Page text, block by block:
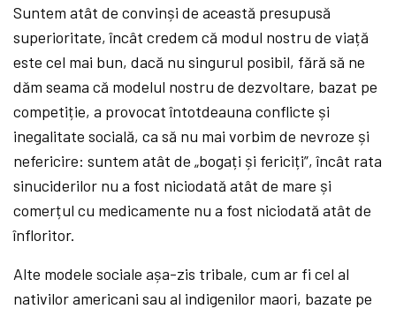
Suntem atât de convinși de această presupusă
superioritate, încât credem că modul nostru de viață
este cel mai bun, dacă nu singurul posibil, fără să ne
dăm seama că modelul nostru de dezvoltare, bazat pe
competiție, a provocat întotdeauna conflicte și
inegalitate socială, ca să nu mai vorbim de nevroze și
nefericire: suntem atât de „bogați și fericiți”, încât rata
sinuciderilor nu a fost niciodată atât de mare și
comerțul cu medicamente nu a fost niciodată atât de
înfloritor.
Alte modele sociale așa-zis tribale, cum ar fi cel al
nativilor americani sau al indigenilor maori, bazate pe